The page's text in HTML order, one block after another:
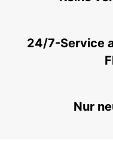
PARIS BAHNHOF
24/7-Service
Nur